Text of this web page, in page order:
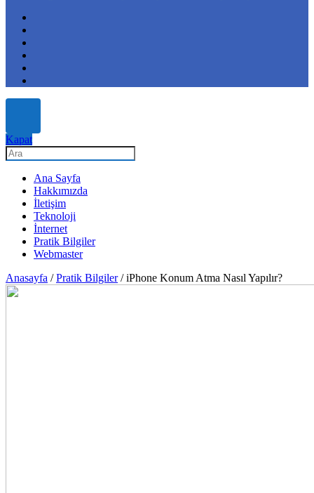
Kapat
Ana Sayfa
Hakkımızda
İletişim
Teknoloji
İnternet
Pratik Bilgiler
Webmaster
Anasayfa /Pratik Bilgiler/iPhone Konum Atma Nasıl Yapılır?